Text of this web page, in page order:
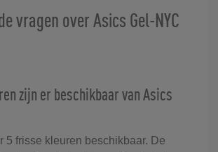
vragen over Asics Gel-NYC
zijn er beschikbaar van Asics
5 frisse kleuren beschikbaar. De